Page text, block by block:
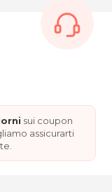
sulle modalità di
sui coupon
assicurarti